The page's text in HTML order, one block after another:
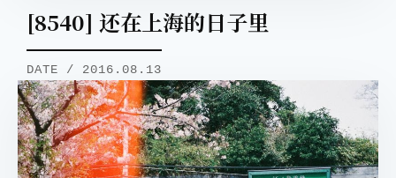
[8540] 还在上海的日子里
DATE / 2016.08.13